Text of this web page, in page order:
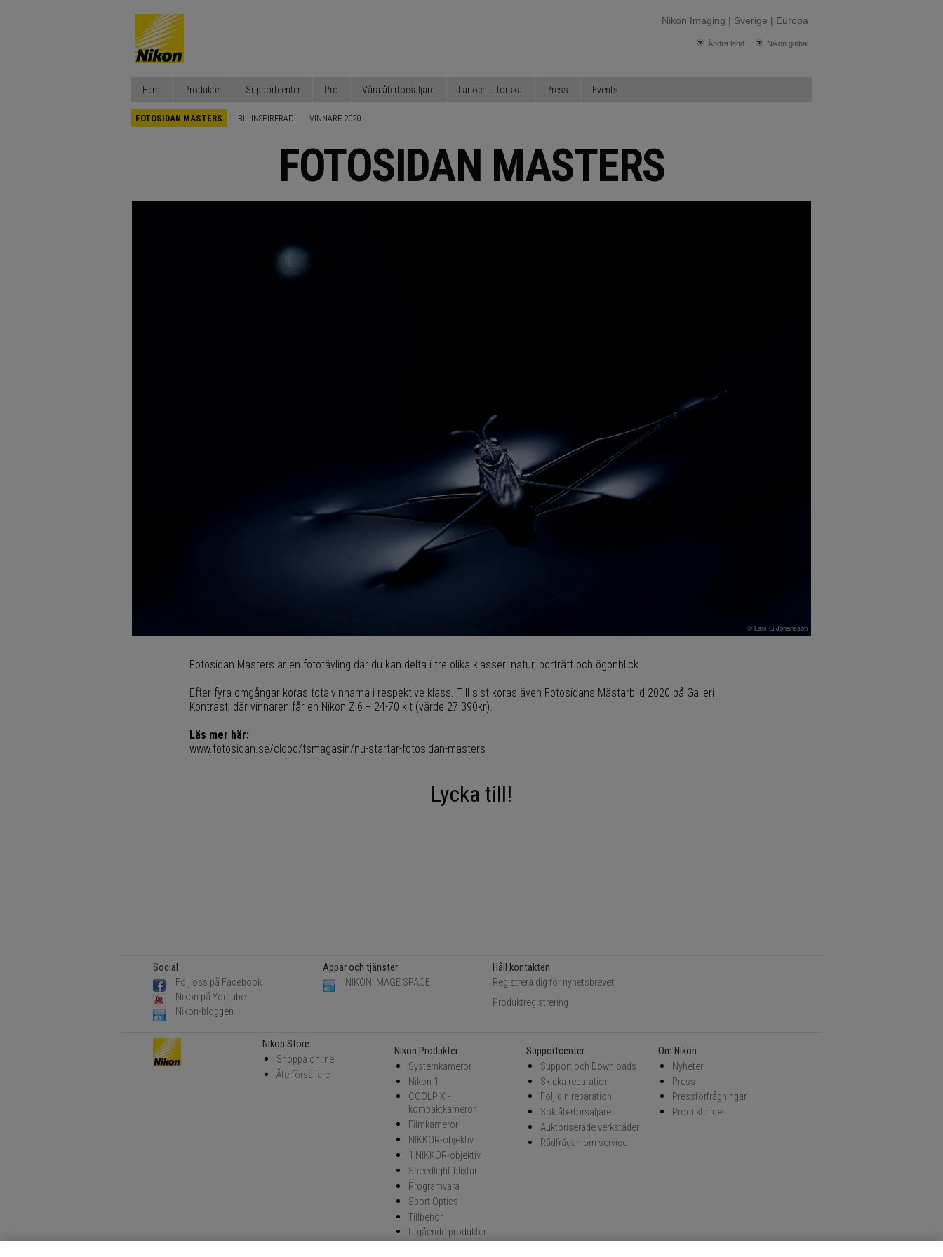
Nikon Imaging | Sverige | Europa
Ändra land Nikon global
Hem Produkter Supportcenter Pro Våra återförsäljare Lär och utforska Press Events
FOTOSIDAN MASTERS BLI INSPIRERAD VINNARE 2020
FOTOSIDAN MASTERS
© Lars G Johansson
Fotosidan Masters är en fototävling där du kan delta i tre olika klasser: natur, porträtt och ögonblick.
Efter fyra omgångar koras totalvinnarna i respektive klass. Till sist koras även Fotosidans Mästarbild 2020 på Galleri
Kontrast, där vinnaren får en Nikon Z 6 + 24-70 kit (värde 27 390kr).
Läs mer här:
www.fotosidan.se/cldoc/fsmagasin/nu-startar-fotosidan-masters
Lycka till!
Social
Följ oss på Facebook
Nikon på Youtube
Nikon-bloggen
Appar och tjänster
NIKON IMAGE SPACE
Håll kontakten
Registrera dig för nyhetsbrevet
Produktregistrering
Nikon Store
Shoppa online
Återförsäljare
Nikon Produkter
Systemkameror
Nikon 1
COOLPIX -
kompaktkameror
Filmkameror
NIKKOR-objektiv
1 NIKKOR-objektiv
Speedlight-blixtar
Programvara
Sport Optics
Tillbehör
Utgående produkter
Supportcenter
Support och Downloads
Skicka reparation
Följ din reparation
Sök återförsäljare
Auktoriserade verkstäder
Rådfrågan om service
Om Nikon
Nyheter
Press
Pressförfrågningar
Produktbilder